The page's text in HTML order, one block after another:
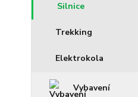
Silnice
Trekking
Elektrokola
Vybavení